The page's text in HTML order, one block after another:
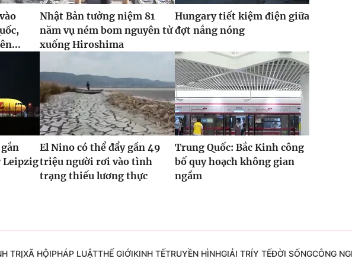
Nhật Bản tưởng niệm 81
năm vụ ném bom nguyên tử
xuống Hiroshima
Hungary tiết kiệm điện giữa
đợt nắng nóng
Leipzig
El Nino có thể đẩy gần 49
triệu người rơi vào tình
trạng thiếu lương thực
Trung Quốc: Bắc Kinh công
bố quy hoạch không gian
ngầm
TRỊXÃ HỘIPHÁP LUẬTTHẾ GIỚIKINH TẾTRUYỀN HÌNHGIẢI TRÍY TẾĐỜI SỐNGCÔNG